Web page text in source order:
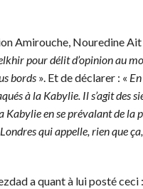
Amirouche, Nouredine Ait
pour délit d’opinion au
bords ». Et de déclarer : «
à la Kabylie. Il s’agit des
Kabylie en se prévalant de la
qui appelle, rien que
a quant à lui posté ceci